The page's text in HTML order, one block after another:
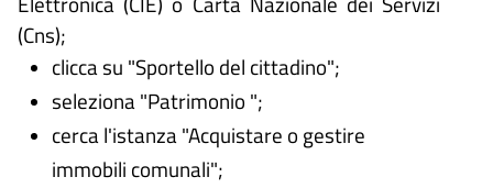
(Cns);
clicca su "Sportello del cittadino";
seleziona "Patrimonio ";
cerca l'istanza "Acquistare o gestire
immobili comunali";